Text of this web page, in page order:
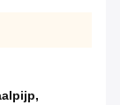
,